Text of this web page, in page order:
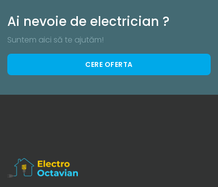
Ai nevoie de electrician ?
Suntem aici să te ajutăm!
CERE OFERTA